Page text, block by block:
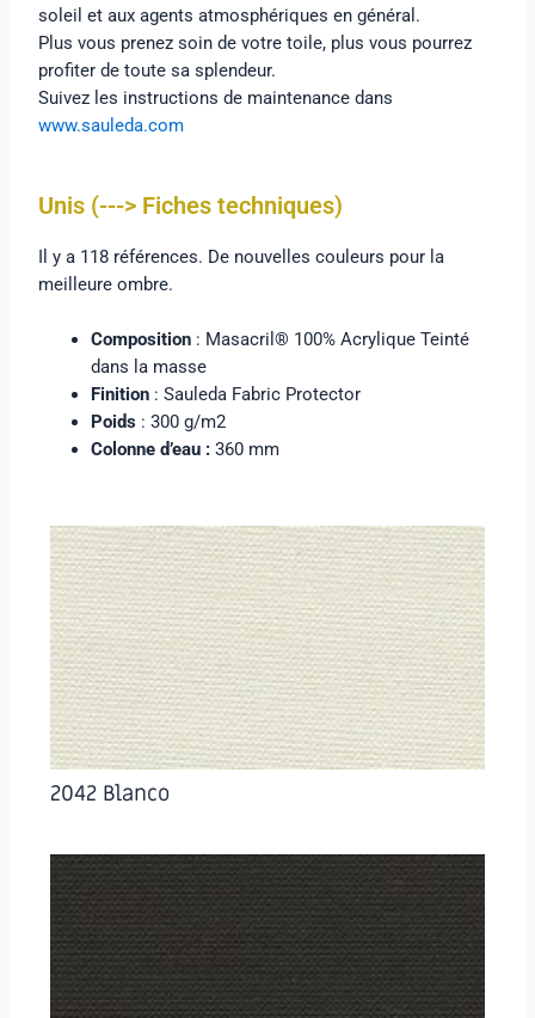
soleil et aux agents atmosphériques en général.
Plus vous prenez soin de votre toile, plus vous pourrez
profiter de toute sa splendeur.
Suivez les instructions de maintenance dans
www.sauleda.com
Unis (---> Fiches techniques)
Il y a 118 références. De nouvelles couleurs pour la
meilleure ombre.
Composition : Masacril® 100% Acrylique Teinté
dans la masse
Finition : Sauleda Fabric Protector
Poids : 300 g/m2
Colonne d’eau :360 mm
2042 Blanco